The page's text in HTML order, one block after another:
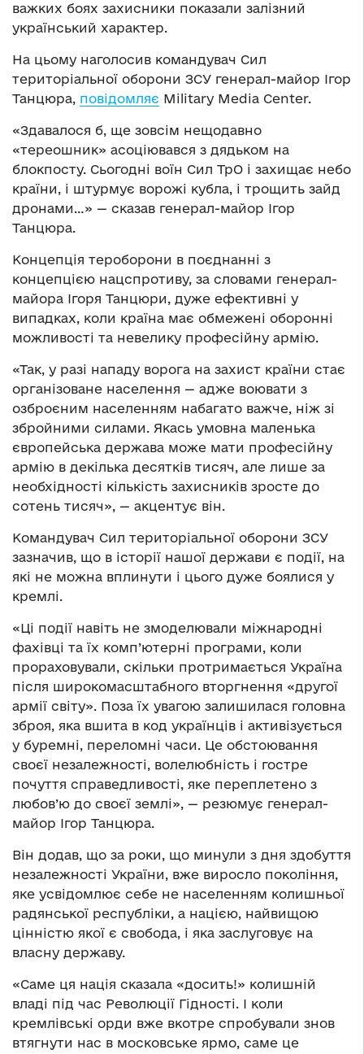
важких боях захисники показали залізний
український характер.
На цьому наголосив командувач Сил
територіальної оборони ЗСУ генерал-майор Ігор
Танцюра, повідомляє Military Media Center.
«Здавалося б, ще зовсім нещодавно
«тереошник» асоціювався з дядьком на
блокпосту. Сьогодні воїн Сил ТрО і захищає небо
країни, і штурмує ворожі кубла, і трощить зайд
дронами…» — сказав генерал-майор Ігор
Танцюра.
Концепція тероборони в поєднанні з
концепцією нацспротиву, за словами генерал-
майора Ігоря Танцюри, дуже ефективні у
випадках, коли країна має обмежені оборонні
можливості та невелику професійну армію.
«Так, у разі нападу ворога на захист країни стає
організоване населення — адже воювати з
озброєним населенням набагато важче, ніж зі
збройними силами. Якась умовна маленька
європейська держава може мати професійну
армію в декілька десятків тисяч, але лише за
необхідності кількість захисників зросте до
сотень тисяч», — акцентує він.
Командувач Сил територіальної оборони ЗСУ
зазначив, що в історії нашої держави є події, на
які не можна вплинути і цього дуже боялися у
кремлі.
«Ці події навіть не змоделювали міжнародні
фахівці та їх комп’ютерні програми, коли
прораховували, скільки протримається Україна
після широкомасштабного вторгнення «другої
армії світу». Поза їх увагою залишилася головна
зброя, яка вшита в код українців і активізується
у буремні, переломні часи. Це обстоювання
своєї незалежності, волелюбність і гостре
почуття справедливості, яке переплетено з
любов’ю до своєї землі», — резюмує генерал-
майор Ігор Танцюра.
Він додав, що за роки, що минули з дня здобуття
незалежності України, вже виросло покоління,
яке усвідомлює себе не населенням колишньої
радянської республіки, а нацією, найвищою
цінністю якої є свобода, і яка заслуговує на
власну державу.
«Саме ця нація сказала «досить!» колишній
владі під час Революції Гідності. І коли
кремлівські орди вже вкотре спробували знов
втягнути нас в московське ярмо, саме це